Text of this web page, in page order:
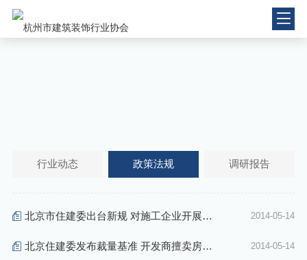

行业动态 政策法规 调研报告

北京市住建委出台新规 对施工企业开展信
2014-05-14

北京住建委发布裁量基准 开发商擅卖房将
2014-05-14